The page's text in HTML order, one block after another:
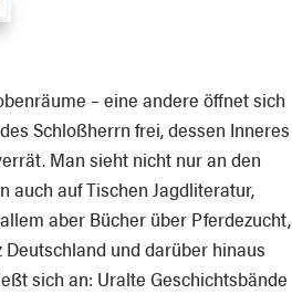
– eine andere öffnet sich
Schloßherrn frei, dessen Inneres
Man sieht nicht nur an den
auch auf Tischen Jagdliteratur,
aber Bücher über Pferdezucht,
und darüber hinaus
sich an: Uralte Geschichtsbände